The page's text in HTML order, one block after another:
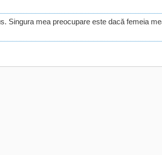
Singura mea preocupare este dacă femeia